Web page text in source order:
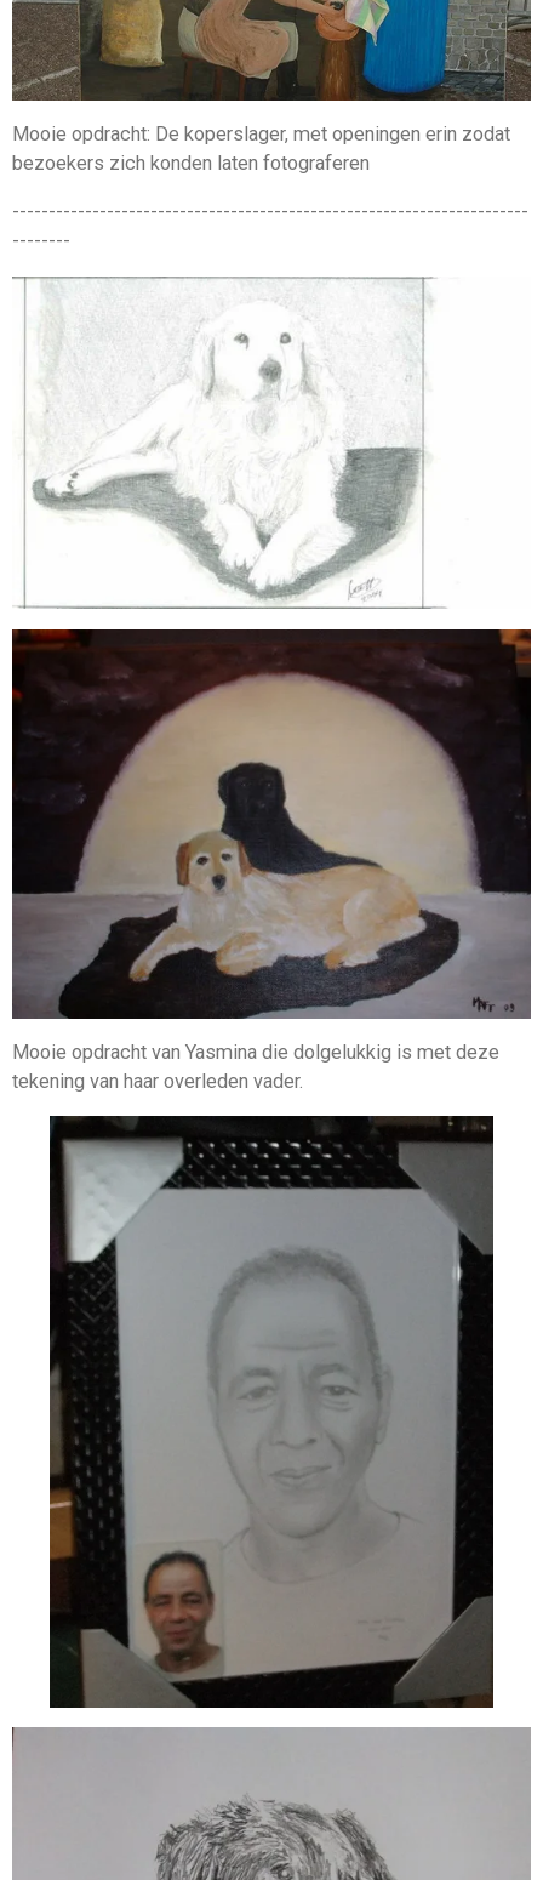
Mooie opdracht: De koperslager, met openingen erin zodat
bezoekers zich konden laten fotograferen
-----------------------------------------------------------------------
--------
Mooie opdracht van Yasmina die dolgelukkig is met deze
tekening van haar overleden vader.